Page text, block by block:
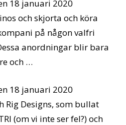
och skjorta och köra
på någon valfri
anordningar blir bara
och …
Rig Designs, som bullat
(om vi inte ser fel?) och